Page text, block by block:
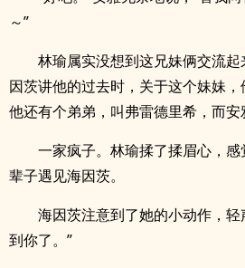
～”
林瑜属实没想到这兄妹俩交流
因茨讲他的过去时，关于这个妹妹
他还有个弟弟，叫弗雷德里希，而安
一家疯子。林瑜揉了揉眉心，
辈子遇见海因茨。
海因茨注意到了她的小动作，
到你了。”